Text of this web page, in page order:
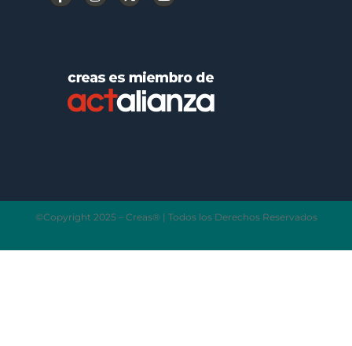
©Copyright 2025 – Creas® | Todos los Derechos Reservados